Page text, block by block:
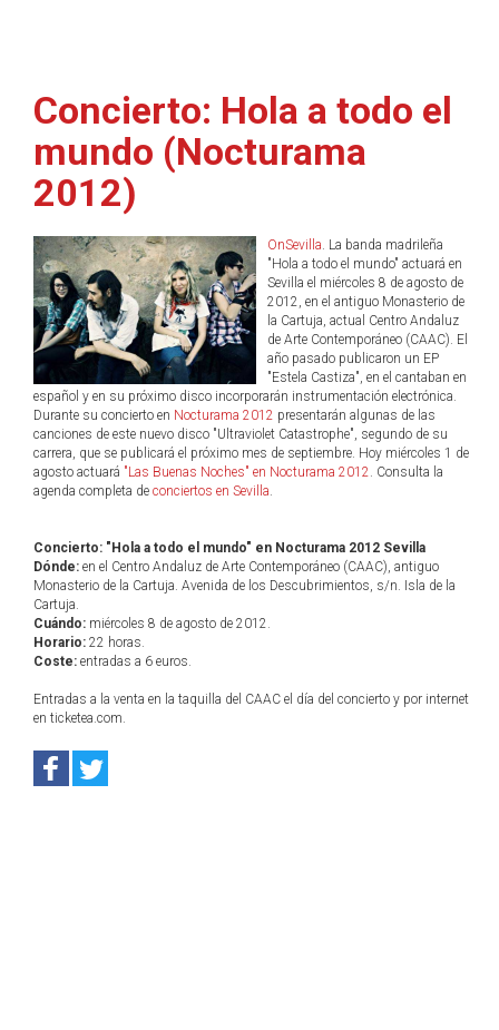
Concierto: Hola a todo el
mundo (Nocturama
2012)
OnSevilla. La banda madrileña
"Hola a todo el mundo" actuará en
Sevilla el miércoles 8 de agosto de
2012, en el antiguo Monasterio de
la Cartuja, actual Centro Andaluz
de Arte Contemporáneo (CAAC). El
año pasado publicaron un EP
"Estela Castiza", en el cantaban en
español y en su próximo disco incorporarán instrumentación electrónica.
Durante su concierto en Nocturama 2012 presentarán algunas de las
canciones de este nuevo disco "Ultraviolet Catastrophe", segundo de su
carrera, que se publicará el próximo mes de septiembre. Hoy miércoles 1 de
agosto actuará "Las Buenas Noches" en Nocturama 2012. Consulta la
agenda completa de conciertos en Sevilla.
Concierto: "Hola a todo el mundo" en Nocturama 2012 Sevilla
Dónde: en el Centro Andaluz de Arte Contemporáneo (CAAC), antiguo
Monasterio de la Cartuja. Avenida de los Descubrimientos, s/n. Isla de la
Cartuja.
Cuándo: miércoles 8 de agosto de 2012.
Horario: 22 horas.
Coste: entradas a 6 euros.
Entradas a la venta en la taquilla del CAAC el día del concierto y por internet
en ticketea.com.